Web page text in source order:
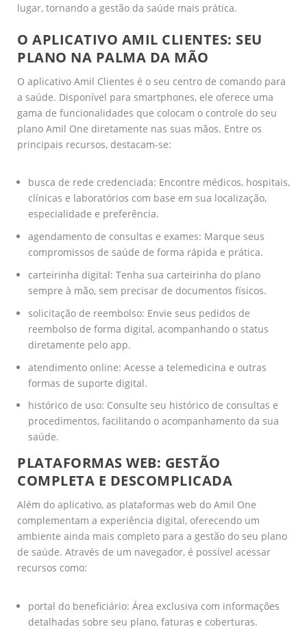
lugar, tornando a gestão da saúde mais prática.
O APLICATIVO AMIL CLIENTES: SEU
PLANO NA PALMA DA MÃO
O aplicativo Amil Clientes é o seu centro de comando para
a saúde. Disponível para smartphones, ele oferece uma
gama de funcionalidades que colocam o controle do seu
plano Amil One diretamente nas suas mãos. Entre os
principais recursos, destacam-se:
busca de rede credenciada: Encontre médicos, hospitais,
clínicas e laboratórios com base em sua localização,
especialidade e preferência.
agendamento de consultas e exames: Marque seus
compromissos de saúde de forma rápida e prática.
carteirinha digital: Tenha sua carteirinha do plano
sempre à mão, sem precisar de documentos físicos.
solicitação de reembolso: Envie seus pedidos de
reembolso de forma digital, acompanhando o status
diretamente pelo app.
atendimento online: Acesse a telemedicina e outras
formas de suporte digital.
histórico de uso: Consulte seu histórico de consultas e
procedimentos, facilitando o acompanhamento da sua
saúde.
PLATAFORMAS WEB: GESTÃO
COMPLETA E DESCOMPLICADA
Além do aplicativo, as plataformas web do Amil One
complementam a experiência digital, oferecendo um
ambiente ainda mais completo para a gestão do seu plano
de saúde. Através de um navegador, é possível acessar
recursos como:
portal do beneficiário: Área exclusiva com informações
detalhadas sobre seu plano, faturas e coberturas.